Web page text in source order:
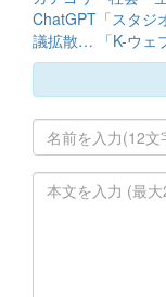
ChatGPT「スタジ
議拡散… 「K-ウェ